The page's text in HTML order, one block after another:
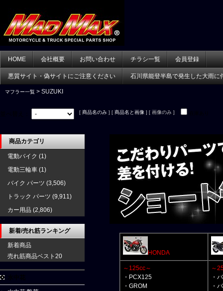
HOME 会社概要 お問い合わせ チラシ一覧 会員登録
悪質サイト・偽サイトにご注意ください 石川県能登半島で発生した大雨に
マフラー一覧 > SUZUKI
[ 商品名のみ ] [ 商品名と画像 ] [ 画像のみ ]
HONDA
～125cc～
・PCX125
・GROM
～
・
・
商品カテゴリ
電動バイク (1)
電動三輪車 (1)
バイク パーツ (3,506)
トラック パーツ (9,911)
カー用品 (2,806)
新着/売れ筋ランキング
新着商品
売れ筋商品ベスト20